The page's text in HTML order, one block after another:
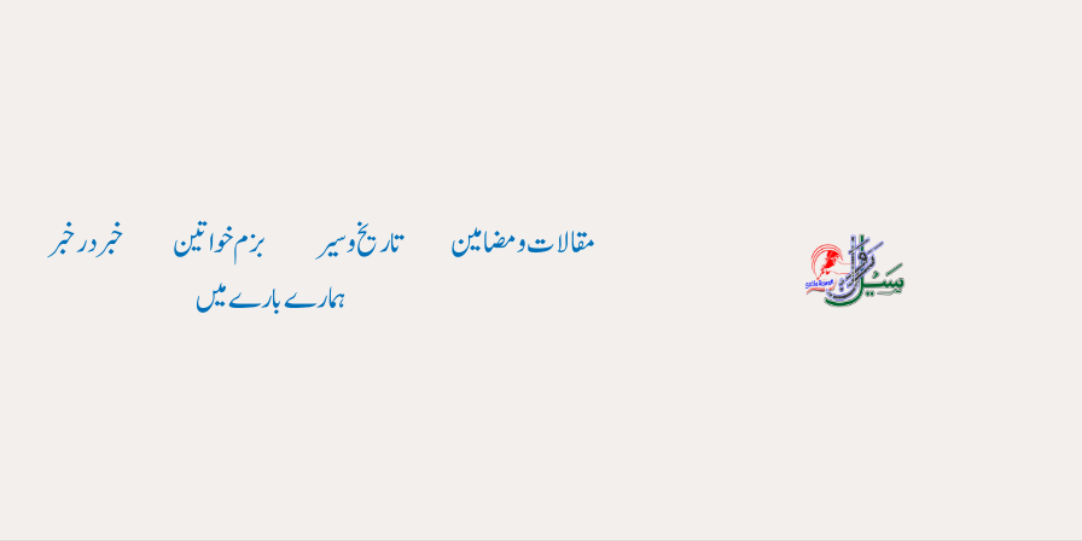
مقالات و مضامین تاریخ وسیر بزم خواتین خبر در خبر
ہمارے بارے میں